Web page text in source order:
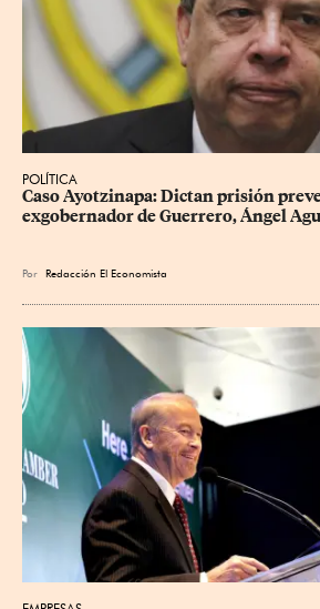
POLÍTICA
Caso Ayotzinapa: Dictan prisión
exgobernador de Guerrero, Ángel
Por Redacción El Economista